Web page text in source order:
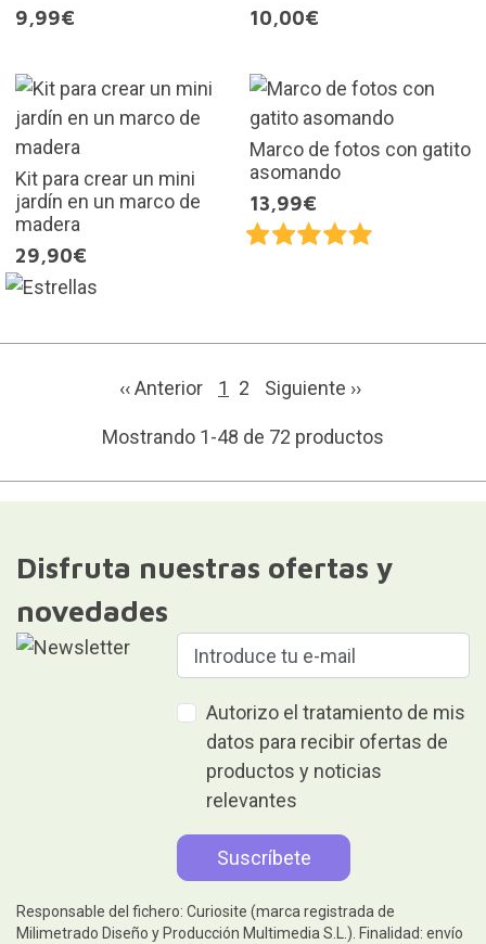
9,99€
10,00€
Kit para crear un mini
jardín en un marco de
madera
29,90€
Marco de fotos con gatito
asomando
13,99€
‹‹ Anterior 1 2 Siguiente ››
Mostrando 1-48 de 72 productos
Disfruta nuestras ofertas y
novedades
Autorizo el tratamiento de mis
datos para recibir ofertas de
productos y noticias
relevantes
Responsable del fichero: Curiosite (marca registrada de
Milimetrado Diseño y Producción Multimedia S.L.). Finalidad: envío